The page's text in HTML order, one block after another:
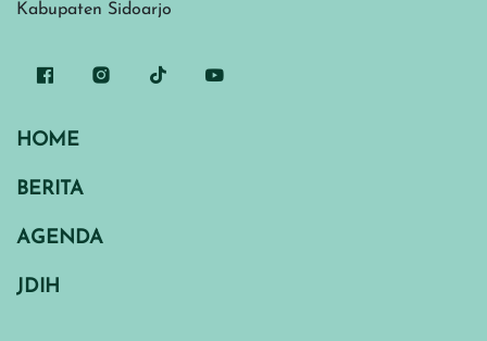
Kabupaten Sidoarjo
HOME
BERITA
AGENDA
JDIH